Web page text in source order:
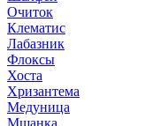
Очиток
Клематис
Лабазник
Флоксы
Хоста
Хризантема
Медуница
Мшанка